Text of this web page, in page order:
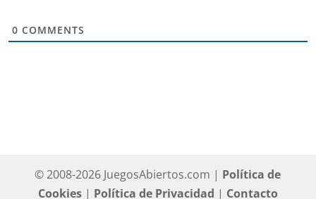
0 COMMENTS
© 2008-2026 JuegosAbiertos.com | Política de
Cookies| Política de Privacidad | Contacto